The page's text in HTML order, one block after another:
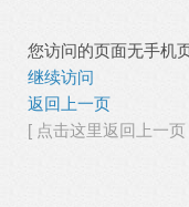
您访问的页面无手机
继续访问
返回上一页
[ 点击这里返回上一页